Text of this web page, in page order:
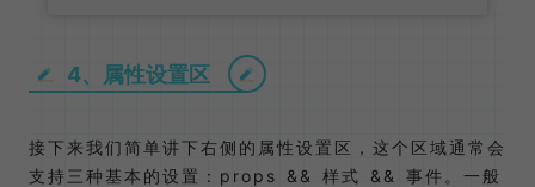
4、属性设置区
接下来我们简单讲下右侧的属性设置区，这个区域通常会
支持三种基本的设置：props && 样式 && 事件。一般